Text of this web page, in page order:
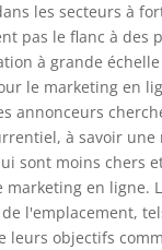
les secteurs à
pas le flanc à des
à grande
le marketing en
annonceurs
à savoir
sont moins chers
en ligne.
l'emplacement,
objectifs